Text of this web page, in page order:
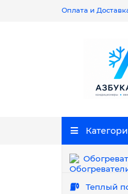
Оплата и
Теплый